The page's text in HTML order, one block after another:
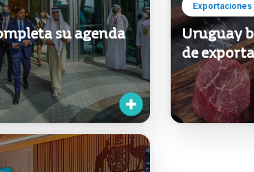
su agenda
Exportaciones
Uruguay
de